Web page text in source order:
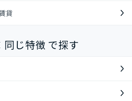
貸
じ特徴 で探す